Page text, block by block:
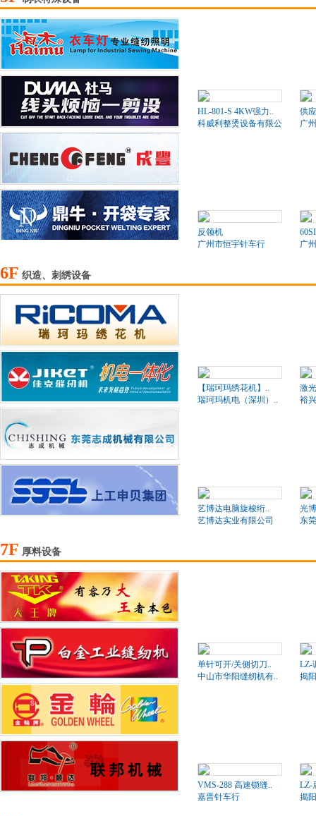
HL-801-S 4KW强力..
科威利整烫设备有限公司
供
广
反领机
广州市恒宇针车行
广
6F 织造、刺绣设备
【瑞珂玛绣花机】..
瑞珂玛机电（深圳）..
激
裕
艺博达电脑旋梭绗..
艺博达实业有限公司
光
东
7F 厚料设备
单针可开/关侧切刀..
中山市华阳缝纫机有..
LZ-
揭
VMS-288 高速锁缝..
嘉晋针车行
LZ-
揭